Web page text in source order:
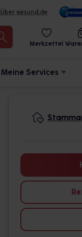
Über gesund.de
Merkzettel
Meine Services